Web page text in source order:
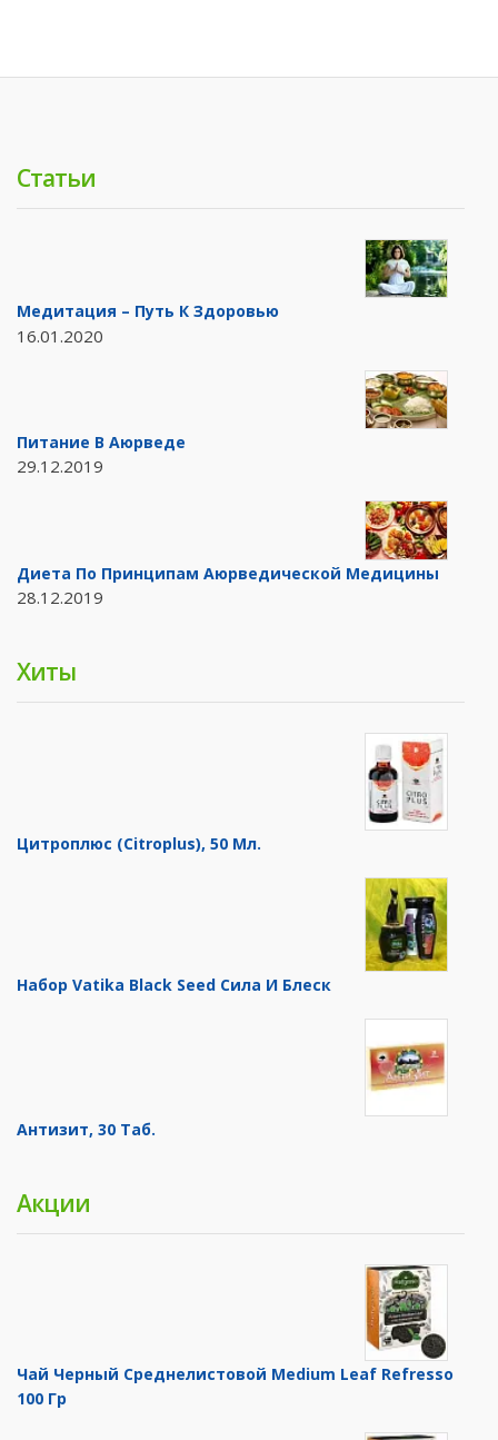
Статьи
Медитация – Путь К Здоровью
16.01.2020
Питание В Аюрведе
29.12.2019
Диета По Принципам Аюрведической Медицины
28.12.2019
Хиты
Цитроплюс (Citroplus), 50 Мл.
Набор Vatika Black Seed Сила И Блеск
Антизит, 30 Таб.
Акции
Чай Черный Среднелистовой Medium Leaf Refresso
100 Гр